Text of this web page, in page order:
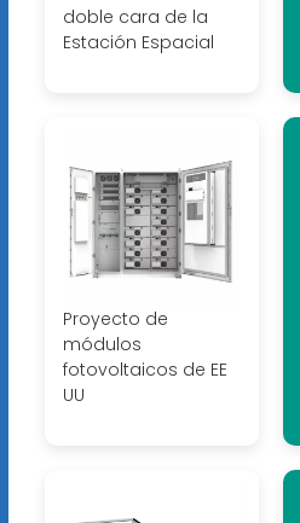
doble cara de la
Estación Espacial
Proyecto de
módulos
fotovoltaicos de EE
UU